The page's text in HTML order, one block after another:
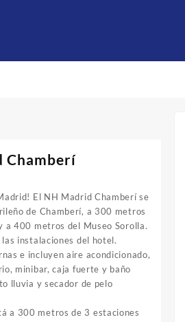
Chamberí
El NH Madrid Chamberí se
de Chamberí, a 300 metros
a 400 metros del Museo Sorolla.
instalaciones del hotel.
e incluyen aire acondicionado,
minibar, caja fuerte y baño
lluvia y secador de pelo
a 300 metros de 3 estaciones